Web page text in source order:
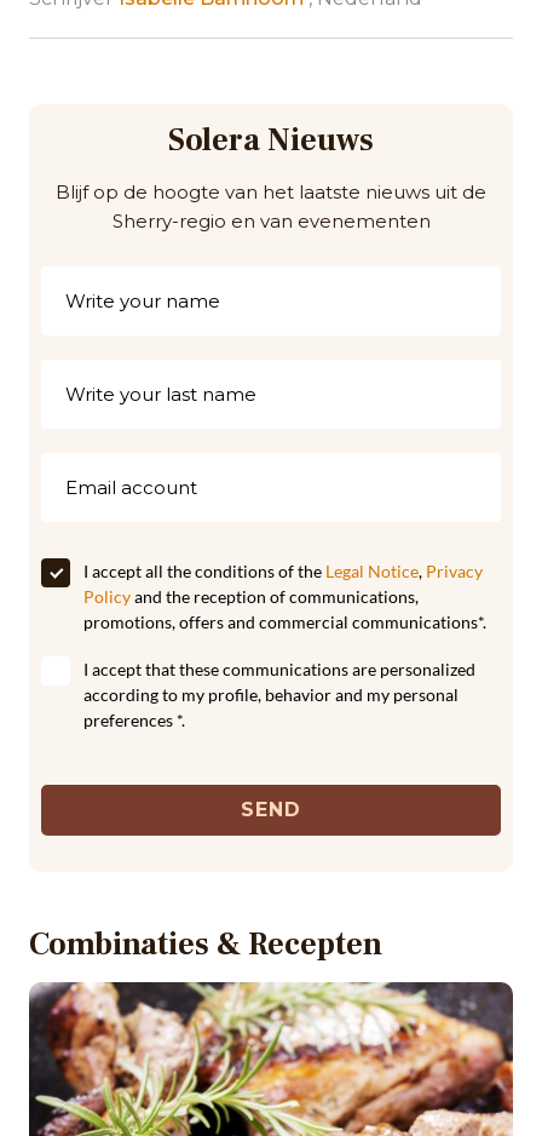
Solera Nieuws
Blijf op de hoogte van het laatste nieuws uit de
Sherry-regio en van evenementen
I accept all the conditions of the Legal Notice, Privacy
Policyand the reception of communications,
promotions, offers and commercial communications*.
I accept that these communications are personalized
according to my profile, behavior and my personal
preferences *.
SEND
Combinaties & Recepten